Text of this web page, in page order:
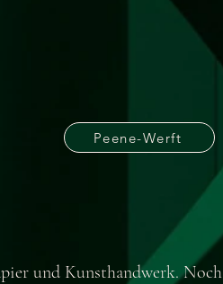
Peene-Werft
und Kunsthandwerk. Noch